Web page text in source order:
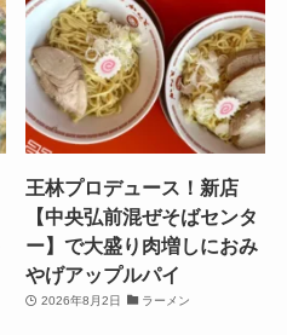
王林プロデュース！新店
【中央弘前混ぜそばセンタ
ー】で大盛り肉増しにおみ
やげアップルパイ
2026年8月2日 ラーメン